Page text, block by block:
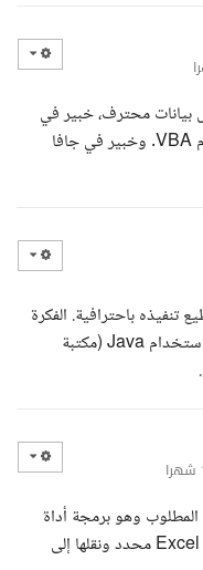
بيانات محترف، خبير في
إكسل و إضافة الخصائص البرمجية باستخدام VBA. وخبير في جافا
باحترافية. الفكرة
واضحة: سأسحب البيانات من ملف Excel باستخدام Java (مكتبة
وهو برمجة أداة
باستخدام Java تقوم بقراءة بيانات من ملف Excel محدد ونقلها إلى